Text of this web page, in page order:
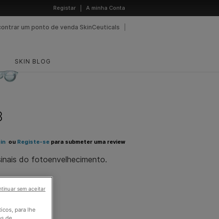
Registar A minha Conta
um ponto de venda SkinCeuticals
SKIN BLOG
ou Registe-separa submeter uma review
do fotoenvelhecimento.
Pele Seca
para lhe
sem aceitar